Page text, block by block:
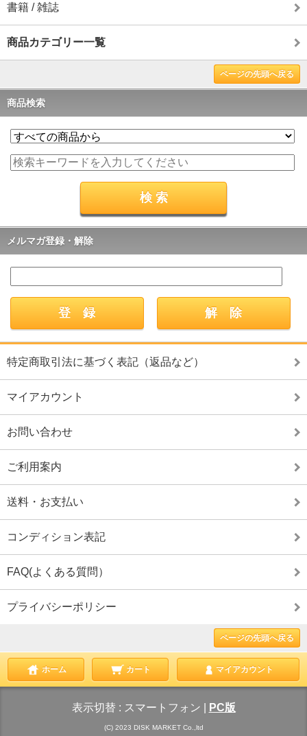
書籍 / 雑誌
商品カテゴリー一覧
ページの先頭へ戻る
商品検索
メルマガ登録・解除
特定商取引法に基づく表記（返品など）
マイアカウント
お問い合わせ
ご利用案内
送料・お支払い
コンディション表記
FAQ(よくある質問）
プライバシーポリシー
ページの先頭へ戻る
ホーム カート マイアカウント
表示切替 : スマートフォン PC版
(C) 2023 DISK MARKET Co.,ltd